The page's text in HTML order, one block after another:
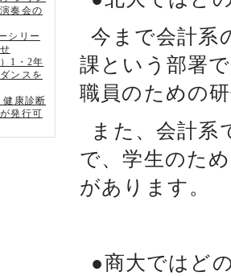
奏会の
シリー
1・2年
ンスを
健康診断
発行可
今まで会計系
課という部署
職員のための
また、会計系
で、学生のた
があります。
●商大ではど